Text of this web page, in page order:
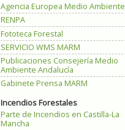
Agencia Europea Medio Ambiente
RENPA
Fototeca Forestal
SERVICIO WMS MARM
Publicaciones Consejería Medio
Ambiente Andalucía
Gabinete Prensa MARM
Incendios Forestales
Parte de Incendios en Castilla-La
Mancha